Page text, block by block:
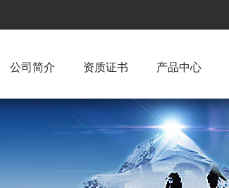
公司简介 资质证书 产品中心